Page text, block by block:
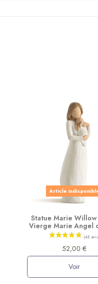
Article
Statue Marie
Vierge Marie Angel
52,00 €
Voir